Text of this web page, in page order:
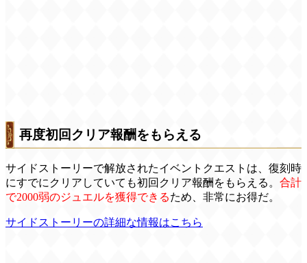
再度初回クリア報酬をもらえる
サイドストーリーで解放されたイベントクエストは、復刻時
にすでにクリアしていても初回クリア報酬をもらえる。 合計
で2000弱のジュエルを獲得できるため、非常にお得だ。
サイドストーリーの詳細な情報はこちら